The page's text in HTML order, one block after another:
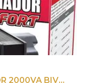
AUTOTRANSFORMADOR 2000VA BIVOLT TOMADA 10A 2P+T F30059 EMPLAC@